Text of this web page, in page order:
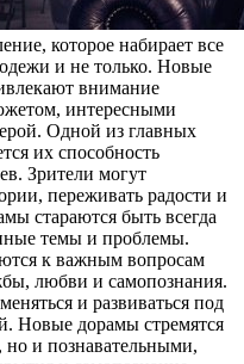
которое набирает все
и не только. Новые
внимание
интересными
Одной из главных
их способность
Зрители могут
переживать радости и
стараются быть всегда
темы и проблемы.
к важным вопросам
любви и самопознания.
и развиваться под
Новые дорамы стремятся
но и познавательными,